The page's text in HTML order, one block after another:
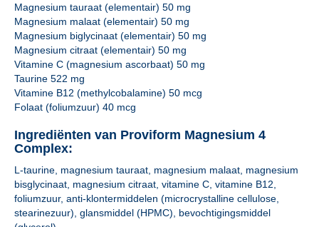
Magnesium tauraat (elementair) 50 mg
Magnesium malaat (elementair) 50 mg
Magnesium biglycinaat (elementair) 50 mg
Magnesium citraat (elementair) 50 mg
Vitamine C (magnesium ascorbaat) 50 mg
Taurine 522 mg
Vitamine B12 (methylcobalamine) 50 mcg
Folaat (foliumzuur) 40 mcg
Ingrediënten van Proviform Magnesium 4
Complex:
L-taurine, magnesium tauraat, magnesium malaat, magnesium
bisglycinaat, magnesium citraat, vitamine C, vitamine B12,
foliumzuur, anti-klontermiddelen (microcrystalline cellulose,
stearinezuur), glansmiddel (HPMC), bevochtigingsmiddel